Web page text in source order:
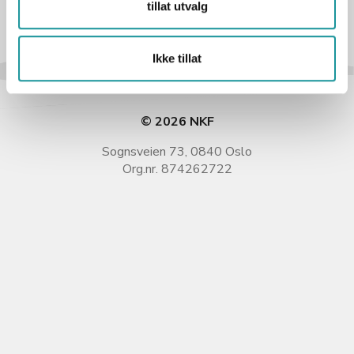
tillat utvalg
Ikke tillat
© 2026 NKF
Sognsveien 73, 0840 Oslo
Org.nr. 874262722